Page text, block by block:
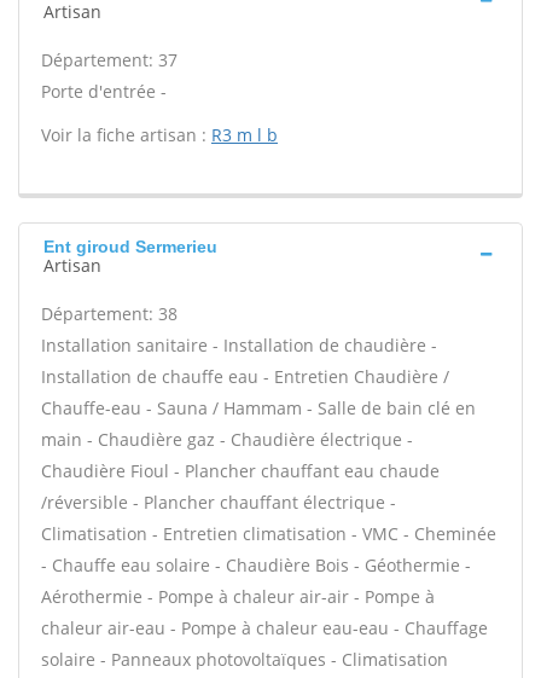
Artisan
Département: 37
Porte d'entrée -
Voir la fiche artisan : R3 m l b
Ent giroud Sermerieu
Artisan
Département: 38
Installation sanitaire - Installation de chaudière -
Installation de chauffe eau - Entretien Chaudière /
Chauffe-eau - Sauna / Hammam - Salle de bain clé en
main - Chaudière gaz - Chaudière électrique -
Chaudière Fioul - Plancher chauffant eau chaude
/réversible - Plancher chauffant électrique -
Climatisation - Entretien climatisation - VMC - Cheminée
- Chauffe eau solaire - Chaudière Bois - Géothermie -
Aérothermie - Pompe à chaleur air-air - Pompe à
chaleur air-eau - Pompe à chaleur eau-eau - Chauffage
solaire - Panneaux photovoltaïques - Climatisation